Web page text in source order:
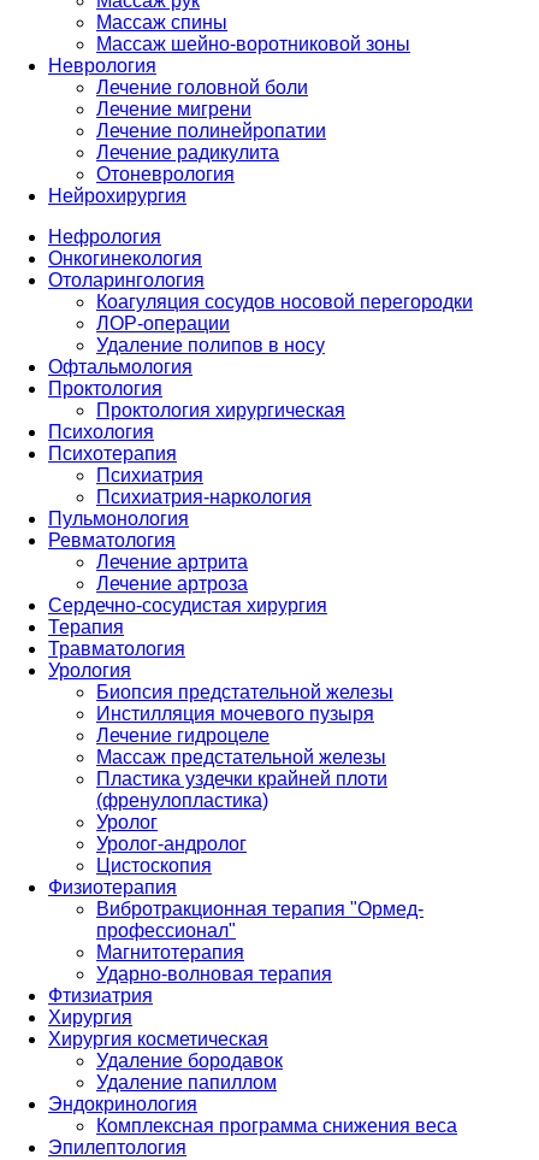
Массаж спины
Массаж шейно-воротниковой зоны
Неврология
Лечение головной боли
Лечение мигрени
Лечение полинейропатии
Лечение радикулита
Отоневрология
Нейрохирургия
Нефрология
Онкогинекология
Отоларингология
Коагуляция сосудов носовой перегородки
ЛОР-операции
Удаление полипов в носу
Офтальмология
Проктология
Проктология хирургическая
Психология
Психотерапия
Психиатрия
Психиатрия-наркология
Пульмонология
Ревматология
Лечение артрита
Лечение артроза
Сердечно-сосудистая хирургия
Терапия
Травматология
Урология
Биопсия предстательной железы
Инстилляция мочевого пузыря
Лечение гидроцеле
Массаж предстательной железы
Пластика уздечки крайней плоти
(френулопластика)
Уролог
Уролог-андролог
Цистоскопия
Физиотерапия
Вибротракционная терапия "Ормед-
профессионал"
Магнитотерапия
Ударно-волновая терапия
Фтизиатрия
Хирургия
Хирургия косметическая
Удаление бородавок
Удаление папиллом
Эндокринология
Комплексная программа снижения веса
Эпилептология